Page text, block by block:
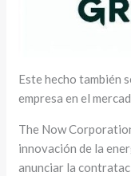
Este hecho también
empresa en el
The Now
innovación de la
anunciar la